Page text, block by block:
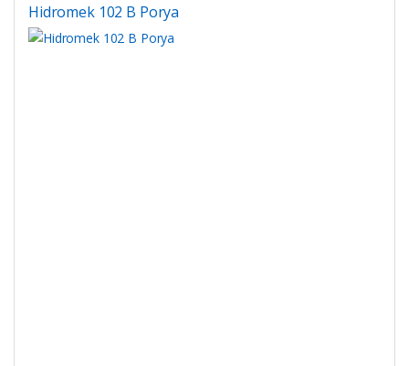
Hidromek 102 B Porya